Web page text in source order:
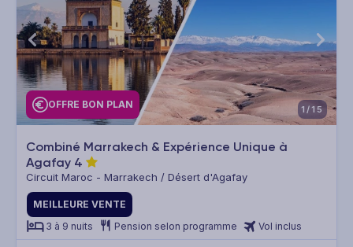
OFFRE BON PLAN 1/15
Combiné Marrakech & Expérience Unique à
Agafay 4
Circuit Maroc - Marrakech / Désert d'Agafay
MEILLEURE VENTE
3 à 9 nuits
Pension selon programme Vol inclus